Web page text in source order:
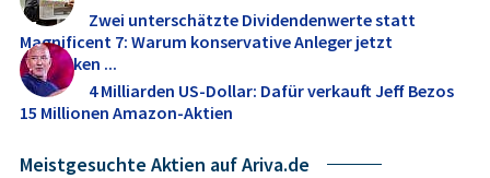
Zwei unterschätzte Dividendenwerte statt
Magnificent 7: Warum konservative Anleger jetzt
umdenken ...
4 Milliarden US-Dollar: Dafür verkauft Jeff Bezos
15 Millionen Amazon-Aktien
Meistgesuchte Aktien auf Ariva.de